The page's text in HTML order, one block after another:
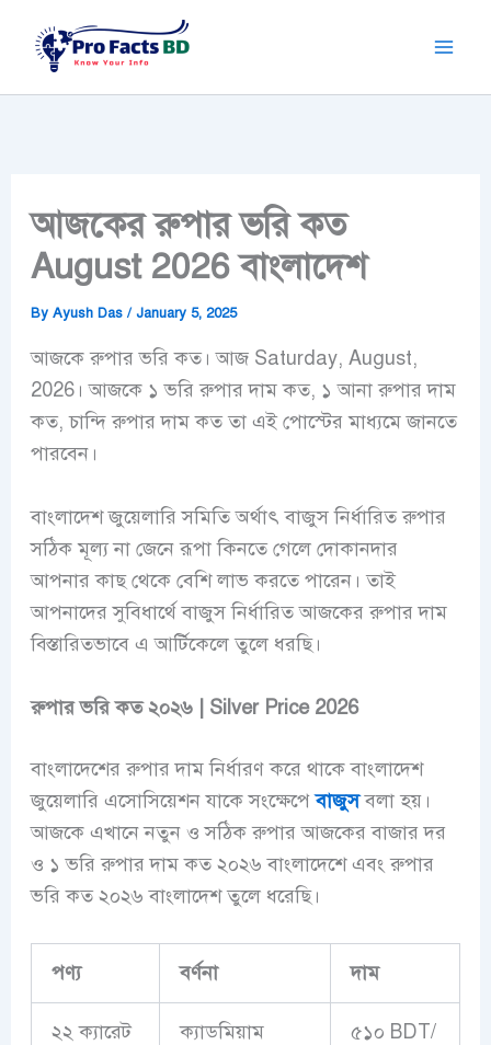
content
আজকের রুপার ভরি কত
August 2026 বাংলাদেশ
By Ayush Das /January 5, 2025
আজকে রুপার ভরি কত।আজ Saturday, August,
2026। আজকে ১ ভরি রুপার দাম কত, ১ আনা রুপার দাম
কত, চান্দি রুপার দাম কত তা এই পোস্টের মাধ্যমে জানতে
পারবেন।
বাংলাদেশ জুয়েলারি সমিতি অর্থাৎ বাজুস নির্ধারিত রুপার
সঠিক মূল্য না জেনে রূপা কিনতে গেলে দোকানদার
আপনার কাছ থেকে বেশি লাভ করতে পারেন। তাই
আপনাদের সুবিধার্থে বাজুস নির্ধারিত আজকের রুপার দাম
বিস্তারিতভাবে এ আর্টিকেলে তুলে ধরছি।
রুপার ভরি কত ২০২৬ | Silver Price 2026
বাংলাদেশের রুপার দাম নির্ধারণ করে থাকে বাংলাদেশ
জুয়েলারি এসোসিয়েশন যাকে সংক্ষেপেবাজুসবলা হয়।
আজকে এখানে নতুন ও সঠিক রুপার আজকের বাজার দর
ও ১ ভরি রুপার দাম কত ২০২৬ বাংলাদেশে এবং রুপার
ভরি কত ২০২৬ বাংলাদেশ তুলে ধরেছি।
পণ্য বর্ণনা দাম
২২ ক্যারেট
ক্যাডমিয়াম
৫১০ BDT/